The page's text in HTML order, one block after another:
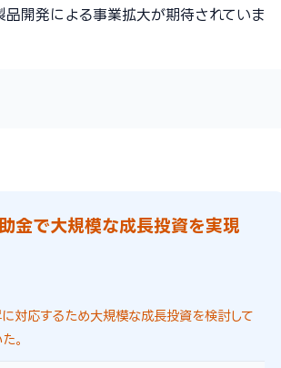
開発による事業拡大が期待されていま
金で大規模な成長投資を実現
対応するため大規模な成長投資を検討して
。